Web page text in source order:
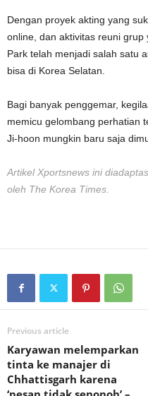
Dengan proyek akting yang
online, dan aktivitas reuni grup
Park telah menjadi salah satu
bisa di Korea Selatan.
Bagi banyak penggemar,
memicu gelombang perhatian
Ji-hoon mungkin baru saja
Artikel Xportsnews ini
oleh The Korea Times.
Previous article
Karyawan melemparkan
tinta ke manajer di
Chhattisgarh karena